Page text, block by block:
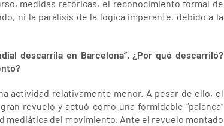
medidas retóricas, el reconocimiento formal de
ni la parálisis de la lógica imperante, debido a la
descarrila en Barcelona”. ¿Por qué descarriló?
actividad relativamente menor. A pesar de ello, el
revuelo y actuó como una formidable “palanca”
mediática del movimiento. Ante el revuelo montado